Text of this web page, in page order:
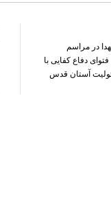
در مراسم
دفاع کفایی با
آستان قدس